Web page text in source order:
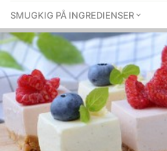
SMUGKIG PÅ INGREDIENSER